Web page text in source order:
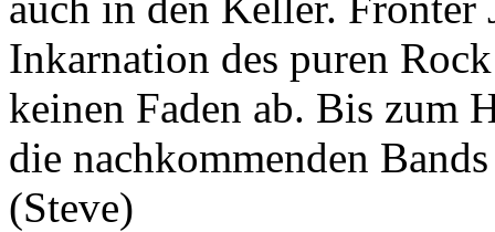
Inkarnation des puren
keinen Faden ab. Bis zum
die nachkommenden
(Steve)